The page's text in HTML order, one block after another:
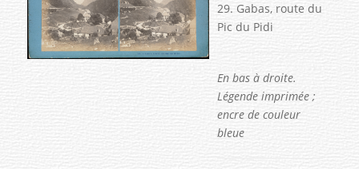
29. Gabas, route du
Pic du Pidi
En bas à droite.
Légende imprimée ;
encre de couleur
bleue